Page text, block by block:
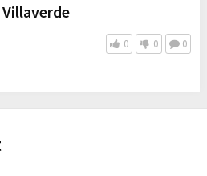
0 0 0